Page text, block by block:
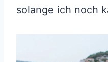
solange ich noch